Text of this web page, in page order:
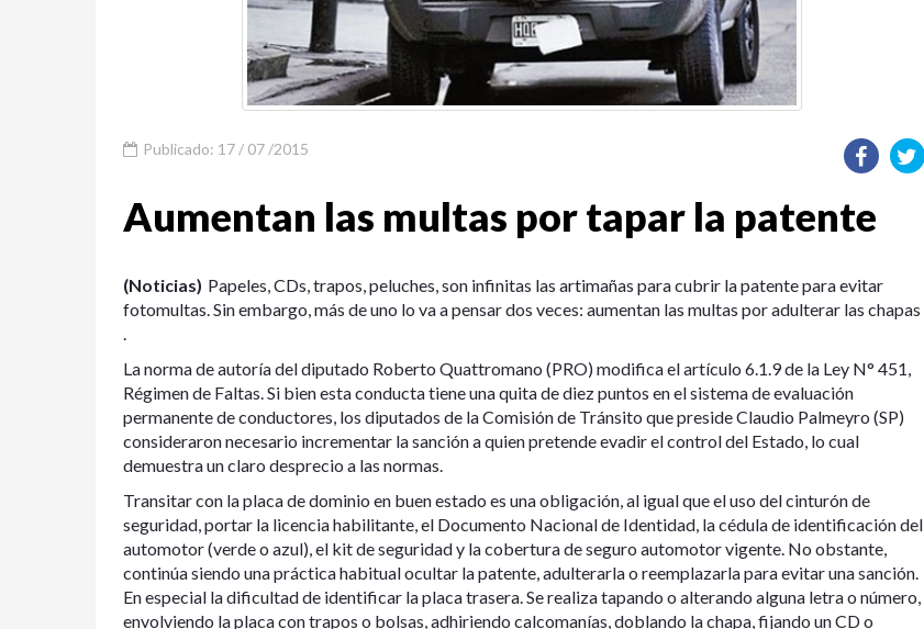
Publicado: 17 / 07 /2015
Aumentan las multas por tapar la patente
(Noticias) Papeles, CDs, trapos, peluches, son infinitas las artimañas para cubrir la patente para evitar
fotomultas. Sin embargo, más de uno lo va a pensar dos veces: aumentan las multas por adulterar las chapas
.
La norma de autoría del diputado Roberto Quattromano (PRO) modifica el artículo 6.1.9 de la Ley N° 451,
Régimen de Faltas. Si bien esta conducta tiene una quita de diez puntos en el sistema de evaluación
permanente de conductores, los diputados de la Comisión de Tránsito que preside Claudio Palmeyro (SP)
consideraron necesario incrementar la sanción a quien pretende evadir el control del Estado, lo cual
demuestra un claro desprecio a las normas.
Transitar con la placa de dominio en buen estado es una obligación, al igual que el uso del cinturón de
seguridad, portar la licencia habilitante, el Documento Nacional de Identidad, la cédula de identificación del
automotor (verde o azul), el kit de seguridad y la cobertura de seguro automotor vigente. No obstante,
continúa siendo una práctica habitual ocultar la patente, adulterarla o reemplazarla para evitar una sanción.
En especial la dificultad de identificar la placa trasera. Se realiza tapando o alterando alguna letra o número,
envolviendo la placa con trapos o bolsas, adhiriendo calcomanías, doblando la chapa, fijando un CD o